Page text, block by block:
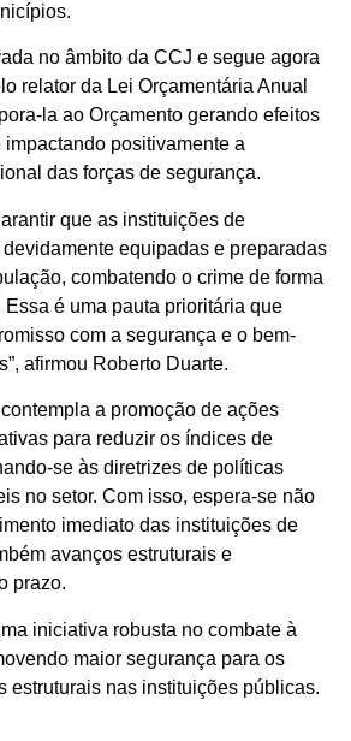
no âmbito da CCJ e segue agora
relator da Lei Orçamentária Anual
la ao Orçamento gerando efeitos
positivamente a
das forças de segurança.
que as instituições de
equipadas e preparadas
combatendo o crime de forma
é uma pauta prioritária que
com a segurança e o bem-
afirmou Roberto Duarte.
a promoção de ações
para reduzir os índices de
se às diretrizes de políticas
no setor. Com isso, espera-se não
imediato das instituições de
avanços estruturais e
prazo.
iniciativa robusta no combate à
maior segurança para os
estruturais nas instituições públicas.